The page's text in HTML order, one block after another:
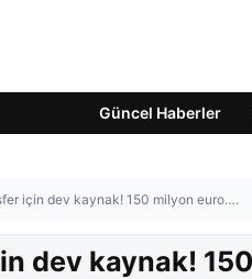
Güncel Haberler
için dev kaynak! 150 milyon euro….
dev kaynak!